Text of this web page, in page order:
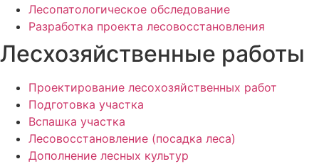
Лесопатологическое обследование
Разработка проекта лесовосстановления
Лесхозяйственные работы
Проектирование лесохозяйственных работ
Подготовка участка
Вспашка участка
Лесовосстановление (посадка леса)
Дополнение лесных культур